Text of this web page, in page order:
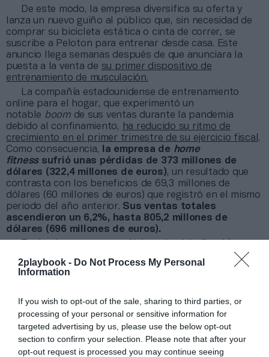
2playbook - Do Not Process My Personal
Information
If you wish to opt-out of the sale, sharing to third parties, or
processing of your personal or sensitive information for
targeted advertising by us, please use the below opt-out
section to confirm your selection. Please note that after your
opt-out request is processed you may continue seeing
De este modo, la empresa diversifica su oferta y
lanza un nuevo guiño al público que, sin necesidad de
comprar su bicicleta estática o cinta de correr, se
suscribe a Peloton para entrenar desde casa. Este
anuncio llega semanas después de que anunciara la
puesta a la venta de su primer dispositivo de
entrenamiento de musculación.
La compañía estadounidense de entrenamiento
online para el hogar, que experimentó un
notable boom de sus ventas durante la pandemia
debido al confinamiento,
ha reducido su ritmo de
crecimiento en el primer trimestre de su ejercicio fiscal .
Como consecuencia,
la empresa de home
fitness sufrió unas pérdidas de 373 millones de
dólares (322,4 millones de euros), un resultado que
contrasta con los beneficios de 69,3 millones de
dólares (60 millones de euros) que registró en el mismo
periodo del año anterior. Sus ventas totales
ascendieron un 6,2%, hasta 805,2 millones de
dólares (696 millones de euros).
dólares (3.400 millones de euros) ysufrió unas
pérdidas de 189 millones de dólares
registró unos números rojos de 313,2 millones de
dólares (266,2 millones de euros), que cortaron de raíz
el buen rumbo de la compañía durante los periodos
anteriores. De hecho, durante los dos primeros
trimestres de su ejercicio fiscal ganó dinero.